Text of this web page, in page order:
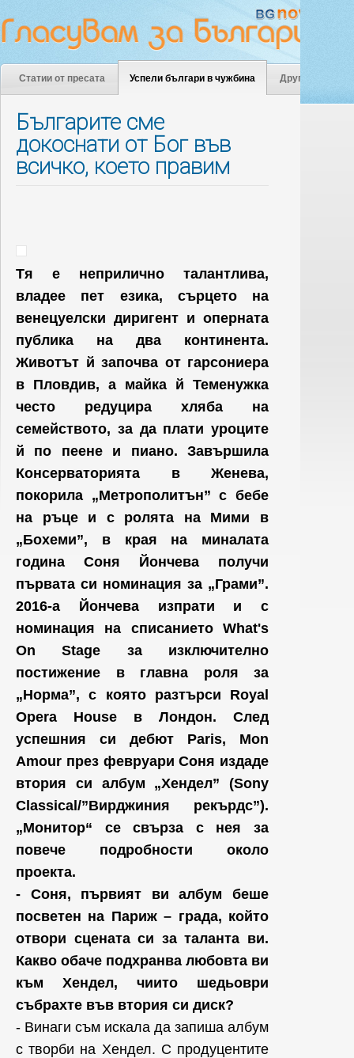
Статии от пресата Успели българи в чужбина Други
Българите сме
докоснати от Бог във
всичко, което правим
Тя е неприлично талантлива,
владее пет езика, сърцето на
венецуелски диригент и оперната
публика на два континента.
Животът й започва от гарсониера
в Пловдив, а майка й Теменужка
често редуцира хляба на
семейството, за да плати уроците
й по пеене и пиано. Завършила
Консерваторията в Женева,
покорила „Метрополитън” с бебе
на ръце и с ролята на Мими в
„Бохеми”, в края на миналата
година Соня Йончева получи
първата си номинация за „Грами”.
2016-а Йончева изпрати и с
номинация на списанието What's
On Stage за изключително
постижение в главна роля за
„Норма”, с която разтърси Royal
Opera House в Лондон. След
успешния си дебют Paris, Mon
Amour през февруари Соня издаде
втория си албум „Хендел” (Sony
Classical/”Вирджиния рекърдс”).
„Монитор“ се свърза с нея за
повече подробности около
проекта.
- Соня, първият ви албум беше
посветен на Париж – града, който
отвори сцената си за таланта ви.
Какво обаче подхранва любовта ви
към Хендел, чиито шедьоври
събрахте във втория си диск?
- Винаги съм искала да запиша албум
с творби на Хендел. С продуцентите